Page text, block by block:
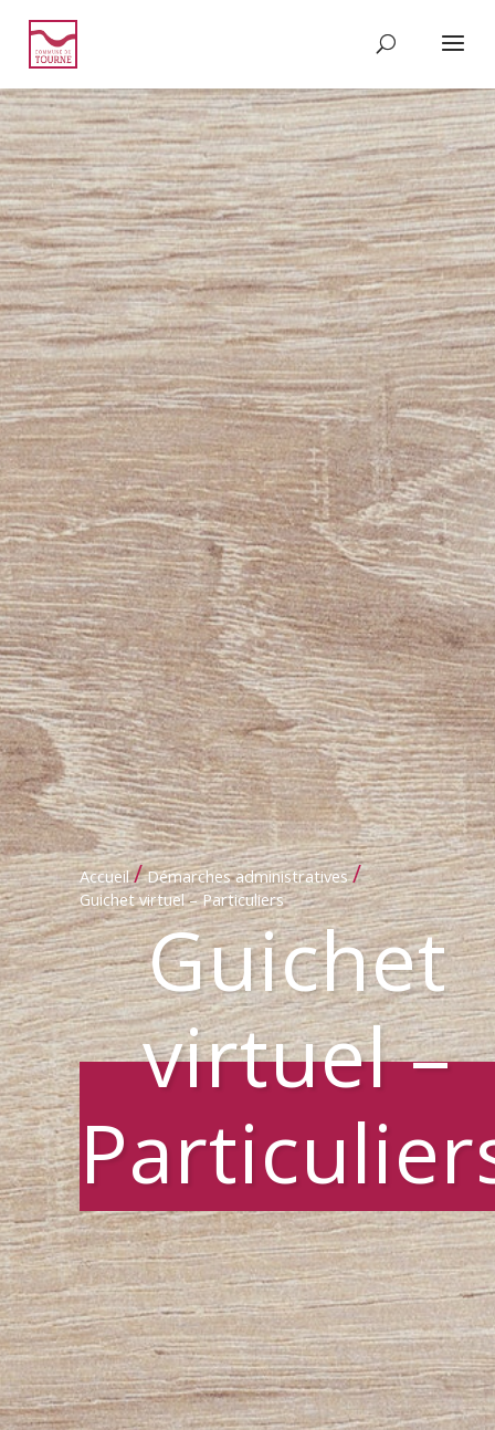
Accueil / Démarches administratives /
Guichet virtuel – Particuliers
Guichet
virtuel –